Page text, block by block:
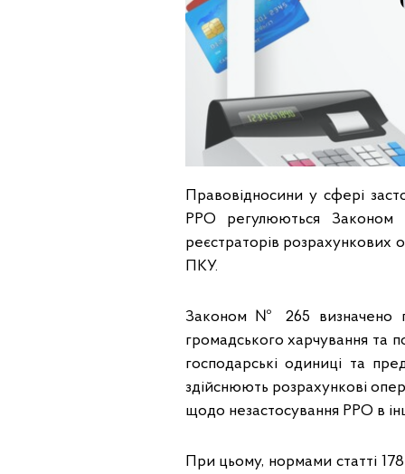
Правовідносини у сфері
РРО регулюються
реєстраторів розрахункових
ПКУ.
Законом № 265 визначено
громадського харчування та
господарські одиниці та
здійснюють розрахункові
щодо незастосування РРО в
При цьому, нормами статті